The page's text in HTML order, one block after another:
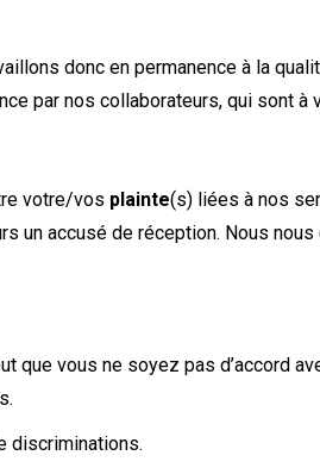
donc en permanence à la
par nos collaborateurs, qui sont à
votre/vos plainte(s) liées à nos
un accusé de réception. Nous
que vous ne soyez pas d’accord
discriminations.